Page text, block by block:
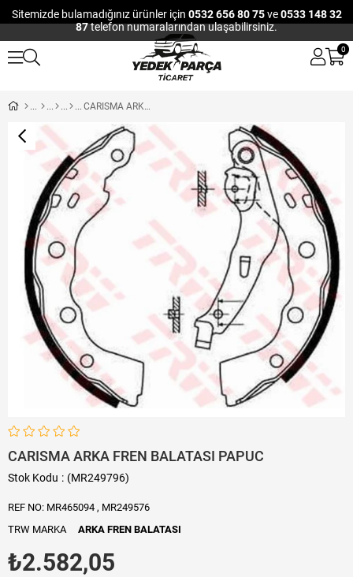
Sitemizde bulamadığınız ürünler için 0532 656 80 75ve0533 148 32
87telefon numaralarından ulaşabilirsiniz.
0
CARISMA ARKA FREN BALATASI PAPUC
CARISMA ARKA FREN BALATASI PAPUC
Stok Kodu (MR249796)
REF NO: MR465094 , MR249576
TRW MARKA ARKA FREN BALATASI
₺2.582,05